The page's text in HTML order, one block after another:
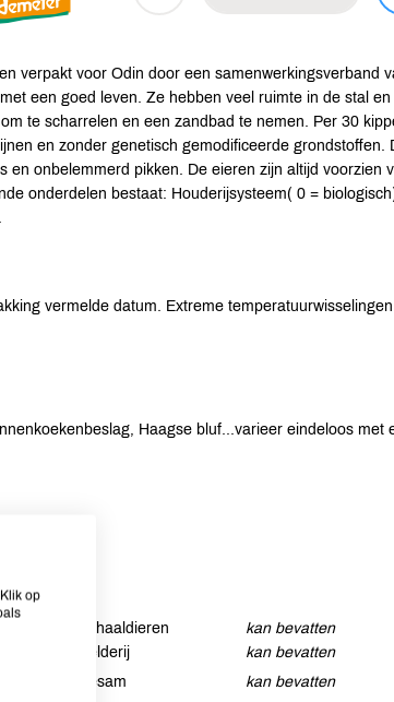
verpakt voor Odin door een samenwerkingsverband
een goed leven. Ze hebben veel ruimte in de stal
te scharrelen en een zandbad te nemen. Per 30
en zonder genetisch gemodificeerde grondstoffen.
onbelemmerd pikken. De eieren zijn altijd voorzien
onderdelen bestaat: Houderijsysteem( 0 =
vermelde datum. Extreme
Haagse bluf...varieer eindeloos met
Schaaldieren
kan bevatten
Selderij
kan bevatten
Sesam
kan bevatten
op